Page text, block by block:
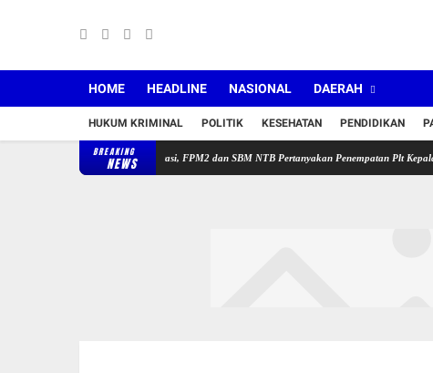
HOME HEADLINE NASIONAL DAERAH
HUKUM KRIMINAL POLITIK KESEHATAN PENDIDIKAN
BREAKING
NEWS
Sakra Timur Belum Beroperasi, FPM2 dan SBM NTB Pertanyakan Penempatan Plt Kepala